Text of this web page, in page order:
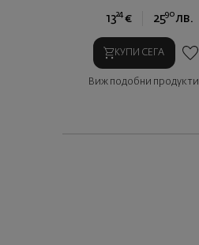
1324 € 2590 лв.
КУПИ СЕГА
Виж подобни продукти